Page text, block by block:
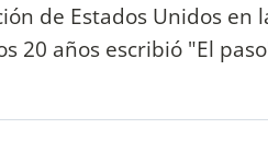
de Estados Unidos en
20 años escribió "El